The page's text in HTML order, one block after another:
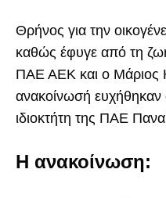
Θρήνος για την
καθώς έφυγε από τη
ΠΑΕ ΑΕΚ και ο Μάριος
ανακοίνωσή ευχήθηκαν
ιδιοκτήτη της ΠΑΕ
Η ανακοίνωση: